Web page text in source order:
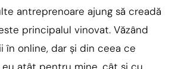
antreprenoare ajung să creadă
principalul vinovat. Văzând
în online, dar și din ceea ce